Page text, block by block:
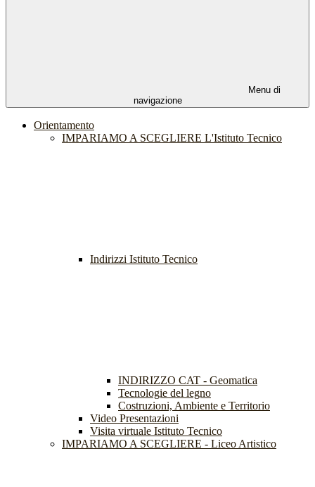
Menu di
navigazione
Orientamento
IMPARIAMO A SCEGLIERE L'Istituto Tecnico
Indirizzi Istituto Tecnico
INDIRIZZO CAT - Geomatica
Tecnologie del legno
Costruzioni, Ambiente e Territorio
Video Presentazioni
Visita virtuale Istituto Tecnico
IMPARIAMO A SCEGLIERE - Liceo Artistico